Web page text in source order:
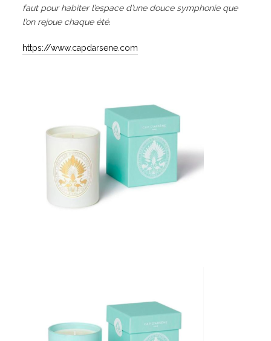
faut pour habiter l’espace d’une douce symphonie que
l’on rejoue chaque été.
https://www.capdarsene.com